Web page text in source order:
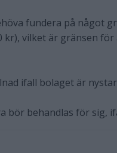
fundera på något
kr), vilket är gränsen
ifall bolaget är
bör behandlas för sig,